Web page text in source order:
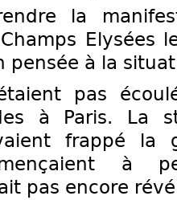
la
Elysées
à la
pas
à Paris. La
frappé la
à
pas encore